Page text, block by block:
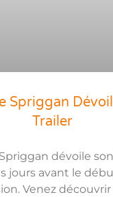
Spriggan
Trailer
dévoile
jours avant le
Venez